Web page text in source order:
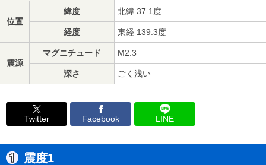
位置
緯度 北緯 37.1度
経度 東経 139.3度
震源
マグニチュード M2.3
深さ ごく浅い
Twitter Facebook LINE
震度1